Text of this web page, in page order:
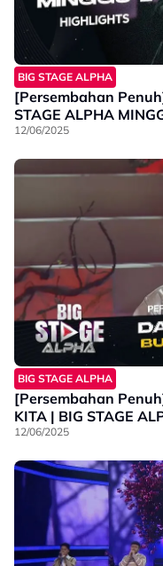
BIG STAGE ALPHA
[Persembahan
STAGE ALPHA
12/06/2025
BIG STAGE ALPHA
[Persembahan
KITA | BIG STAGE
12/06/2025